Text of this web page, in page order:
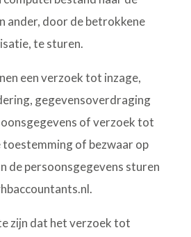
ander, door de betrokkene
te sturen.
een verzoek tot inzage,
gegevensoverdraging
of verzoek tot
of bezwaar op
de persoonsgegevens sturen
zijn dat het verzoek tot